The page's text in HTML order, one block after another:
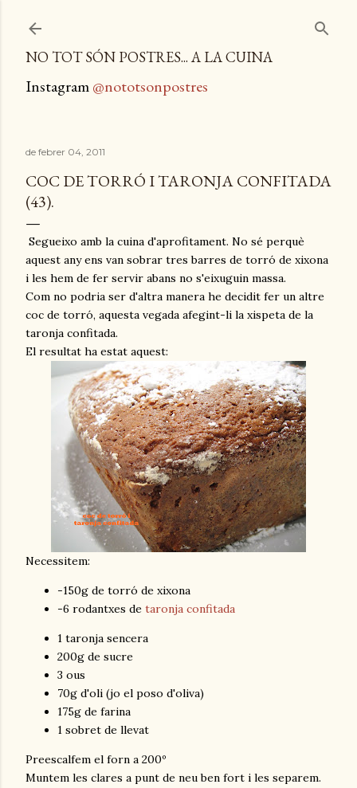
NO TOT SÓN POSTRES... A LA CUINA
Instagram@nototsonpostres
de febrer 04, 2011
COC DE TORRÓ I TARONJA CONFITADA
(43).
Segueixo amb la cuina d'aprofitament. No sé perquè
aquest any ens van sobrar tres barres de torró de xixona
i les hem de fer servir abans no s'eixuguin massa.
Com no podria ser d'altra manera he decidit fer un altre
coc de torró, aquesta vegada afegint-li la xispeta de la
taronja confitada.
El resultat ha estat aquest:
Necessitem:
-150g de torró de xixona
-6 rodantxes de taronja confitada
1 taronja sencera
200g de sucre
3 ous
70g d'oli (jo el poso d'oliva)
175g de farina
1 sobret de llevat
Preescalfem el forn a 200º
Muntem les clares a punt de neu ben fort i les separem.